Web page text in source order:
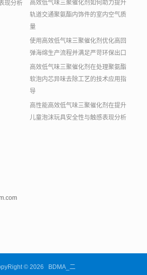
现分析
高效低气味三聚催化剂如何助力提升
轨道交通聚氨酯内饰件的室内空气质
量
使用高效低气味三聚催化剂优化高回
弹海绵生产流程并满足严苛环保出口
高效低气味三聚催化剂在处理聚氨酯
软泡内芯异味去除工艺的技术应用指
导
高性能高效低气味三聚催化剂在提升
儿童泡沫玩具安全性与触感表现分析
© 2026 BDMA_二